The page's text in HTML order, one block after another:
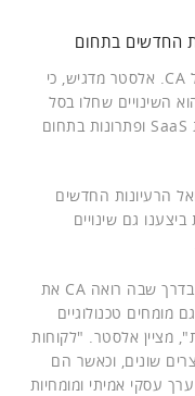
החדשים בתחום
השינויים בעולם שמסביב לא פוסחים גם על CA. אלסטר מדגיש, כי
השינויים שחלו בסל
המוצרים של החברה, כגון פתרונות בסביבת SaaS ופתרונות בתחום
הרעיונות החדשים
גם שינויים
השינויים לא היו רק בסל המוצרים אלא גם בדרך שבה רואה CA את
מומחים טכנולוגיים
מציין אלסטר. "לקוחות
שונים, וכאשר הם
עסקי אמיתי ומומחיות